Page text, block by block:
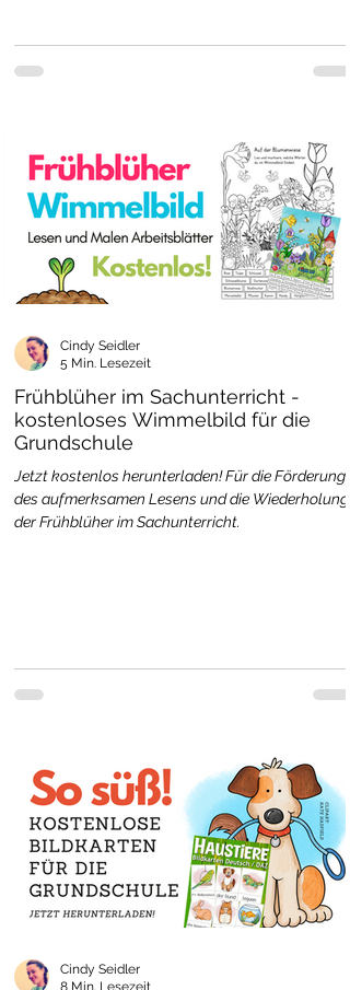
Frühblüher im Sachunterricht -
kostenloses Wimmelbild für die
Grundschule
Jetzt kostenlos herunterladen! Für die Förderung
des aufmerksamen Lesens und die Wiederholung
der Frühblüher im Sachunterricht.
Cindy Seidler
5 Min. Lesezeit
Cindy Seidler
8 Min. Lesezeit